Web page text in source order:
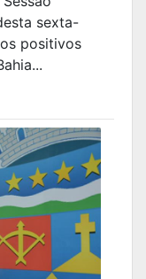
sexta-
positivos